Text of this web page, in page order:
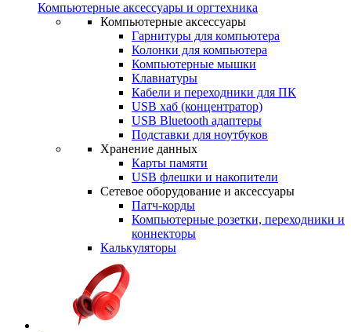
Компьютерные аксессуары и оргтехника
Компьютерные аксессуары
Гарнитуры для компьютера
Колонки для компьютера
Компьютерные мышки
Клавиатуры
Кабели и переходники для ПК
USB хаб (концентратор)
USB Bluetooth адаптеры
Подставки для ноутбуков
Хранение данных
Карты памяти
USB флешки и накопители
Сетевое оборудование и аксессуары
Патч-корды
Компьютерные розетки, переходники и
коннекторы
Калькуляторы